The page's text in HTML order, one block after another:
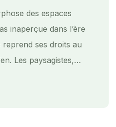
des espaces
inaperçue dans l’ère
ses droits au
Les paysagistes,…